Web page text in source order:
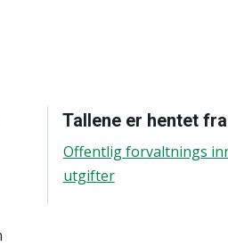
Tallene er hentet fra
Offentlig forvaltnings
utgifter